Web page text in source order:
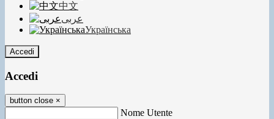
中文
عربى
Українська
Accedi
Accedi
button close ×
Nome Utente